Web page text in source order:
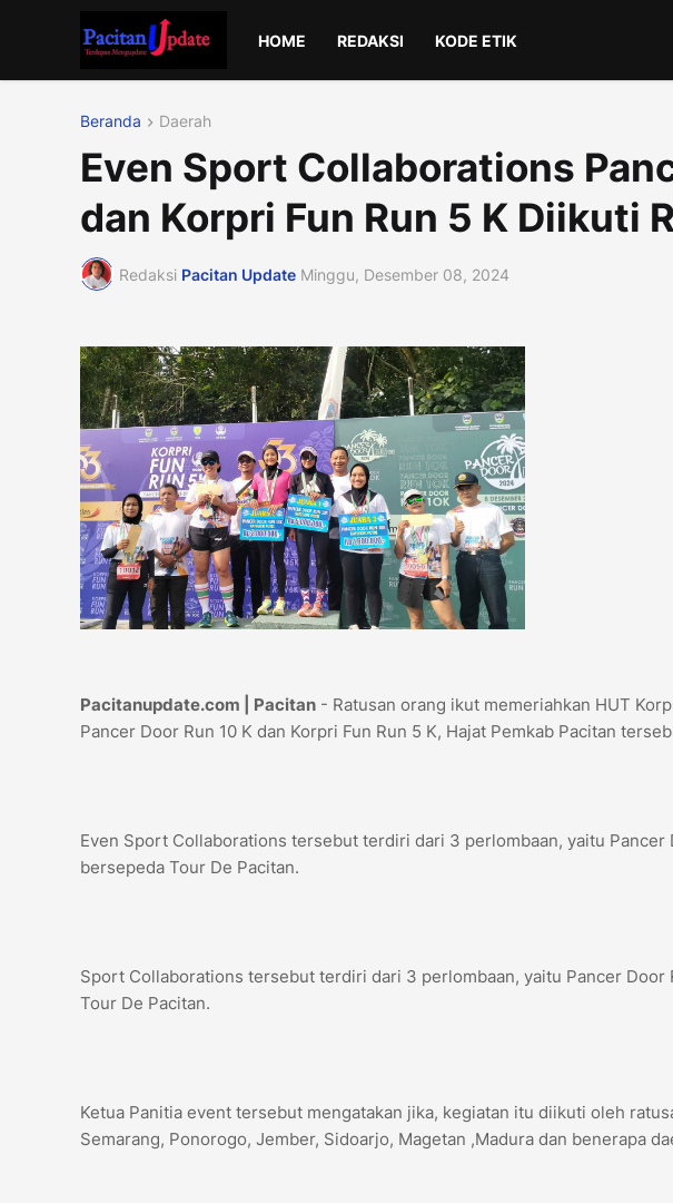
HOME REDAKSI KODE ETIK
Beranda Daerah
Even Sport Collaborations
dan Korpri Fun Run 5 K Diikuti
Redaksi Pacitan Update Minggu, Desember 08, 2024
Pacitanupdate.com | Pacitan - Ratusan orang ikut memeriahkan HUT
Pancer Door Run 10 K dan Korpri Fun Run 5 K, Hajat Pemkab Pacitan
Even Sport Collaborations tersebut terdiri dari 3 perlombaan, yaitu Pancer
bersepeda Tour De Pacitan.
Sport Collaborations tersebut terdiri dari 3 perlombaan, yaitu Pancer Door
Tour De Pacitan.
Ketua Panitia event tersebut mengatakan jika, kegiatan itu diikuti oleh
Semarang, Ponorogo, Jember, Sidoarjo, Magetan ,Madura dan benerapa